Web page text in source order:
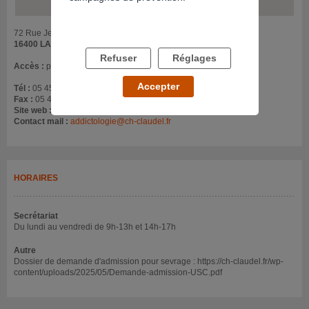
72 Rue Jean Doucet
16400 LA COURONNE
Accès : près de l'hôpital général d'Angoulême
Tél : 05 45 67 01 99
Fax : 05 45 67 35 29
Site web :
Contact mail : addictologie@ch-claudel.fr
HORAIRES
Secrétariat
Du lundi au vendredi de 9h-13h et 14h-17h
Autre
Dossier de demande d'admission pour sevrage : https://ch-claudel.fr/wp-
content/uploads/2025/05/Demande-admission-USC.pdf
Refuser Réglages
Accepter